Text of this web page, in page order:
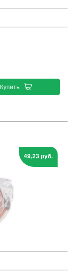
Купить
49,23 руб.